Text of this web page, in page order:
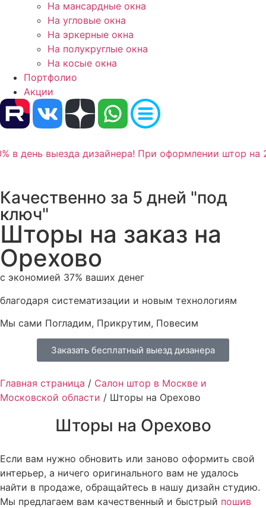
На мансардные окна
На угловые окна
На эркерные окна
На полукруглые окна
На косые окна
Портфолио
Акции
в день выезда дизайнера! При оформлении штор на
Качественно за 5 дней "под
ключ"
Шторы на заказ на
Орехово
с экономией 37% ваших денег
благодаря систематизации и новым технологиям
Мы сами Погладим, Прикрутим, Повесим
Заказать бесплатный выезд дизанера
Главная страница / Салон штор в Москве и
Московской области / Шторы на Орехово
Шторы на Орехово
Если вам нужно обновить или заново оформить свой
интерьер, а ничего оригинального вам не удалось
найти в продаже, обращайтесь в нашу дизайн студию.
Мы предлагаем вам качественный и быстрый пошив